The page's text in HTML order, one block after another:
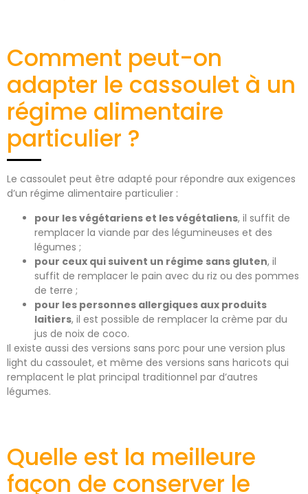
Comment peut-on
adapter le cassoulet à un
régime alimentaire
particulier ?
Le cassoulet peut être adapté pour répondre aux exigences
d’un régime alimentaire particulier :
pour les végétariens et les végétaliens, il suffit de
remplacer la viande par des légumineuses et des
légumes ;
pour ceux qui suivent un régime sans gluten, il
suffit de remplacer le pain avec du riz ou des pommes
de terre ;
pour les personnes allergiques aux produits
laitiers, il est possible de remplacer la crème par du
jus de noix de coco.
Il existe aussi des versions sans porc pour une version plus
light du cassoulet, et même des versions sans haricots qui
remplacent le plat principal traditionnel par d’autres
légumes.
Quelle est la meilleure
façon de conserver le